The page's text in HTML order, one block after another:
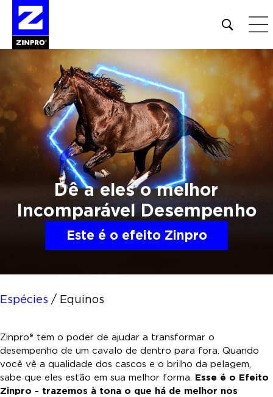
Open
site
search
form
Pesquisar
por:
Dê a eles o melhor
IncomparávelDesempenho
Este é o efeito Zinpro
Espécies / Equinos
Zinpro® tem o poder de ajudar a transformar o
desempenho de um cavalo de dentro para fora. Quando
você vê a qualidade dos cascos e o brilho da pelagem,
sabe que eles estão em sua melhor forma. Esse é o Efeito
Zinpro - trazemos à tona o que há de melhor nos